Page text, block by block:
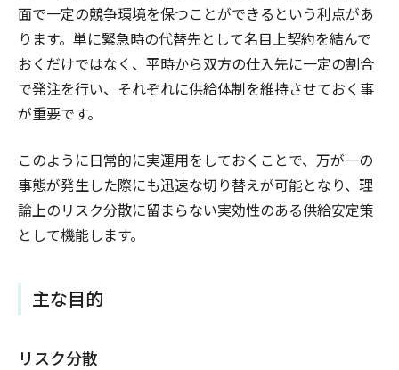
面で一定の競争環境を保つことができるという利点があ
ります。単に緊急時の代替先として名目上契約を結んで
おくだけではなく、平時から双方の仕入先に一定の割合
で発注を行い、それぞれに供給体制を維持させておく事
が重要です。
このように日常的に実運用をしておくことで、万が一の
事態が発生した際にも迅速な切り替えが可能となり、理
論上のリスク分散に留まらない実効性のある供給安定策
として機能します。
主な目的
リスク分散